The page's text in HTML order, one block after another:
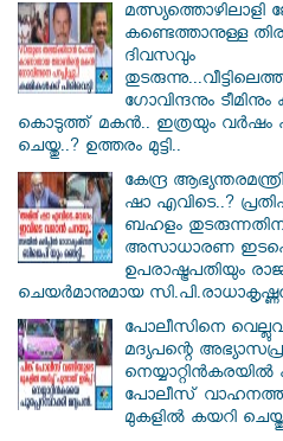
കണ്ടെത്താനുള്ള
ദിവസവും
ഗോവിന്ദനും
കൊടുത്ത് മകൻ.. ഇത്രയും വർഷം
ചെയ്തു..? ഉത്തരം മുട്ടി..
കേന്ദ്ര
ഷാ എവിടെ..?
ബഹളം
അസാധാരണ
ഉപരാഷ്ട്രപതിയും
ചെയർമാനുമായ
പോലീസിനെ
മദ്യപന്റെ
നെയ്യാറ്റിൻകരയിൽ
പോലീസ്
മുകളിൽ കയറി